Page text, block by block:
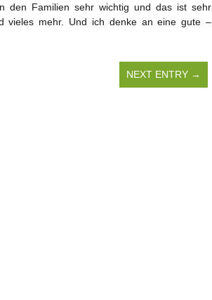
den Familien sehr wichtig und das ist sehr
vieles mehr. Und ich denke an eine gute –
NEXT ENTRY →